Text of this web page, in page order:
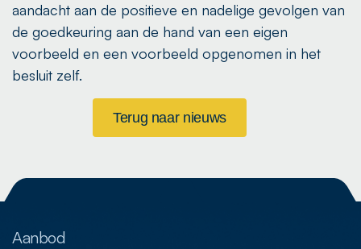
aandacht aan de positieve en nadelige gevolgen van
de goedkeuring aan de hand van een eigen
voorbeeld en een voorbeeld opgenomen in het
besluit zelf.
Terug naar nieuws
Aanbod